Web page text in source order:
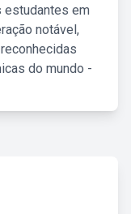
estudantes em
notável,
do mundo -